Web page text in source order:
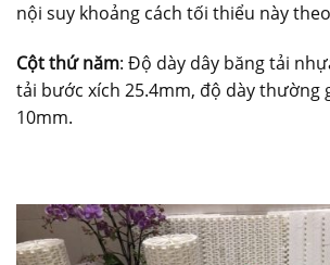
nội suy khoảng cách tối thiểu này
Cột thứ năm: Độ dày dây băng tải
tải bước xích 25.4mm, độ dày thường
10mm.